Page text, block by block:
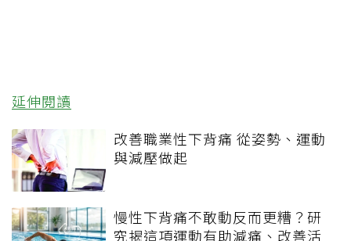
延伸閱讀
改善職業性下背痛 從姿勢、運動
與減壓做起
慢性下背痛不敢動反而更糟？研
究揭這項運動有助減痛、改善活